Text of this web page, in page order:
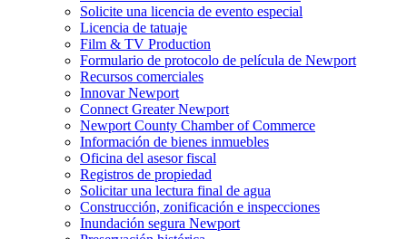
Solicite una licencia de evento especial
Licencia de tatuaje
Film & TV Production
Formulario de protocolo de película de Newport
Recursos comerciales
Innovar Newport
Connect Greater Newport
Newport County Chamber of Commerce
Información de bienes inmuebles
Oficina del asesor fiscal
Registros de propiedad
Solicitar una lectura final de agua
Construcción, zonificación e inspecciones
Inundación segura Newport